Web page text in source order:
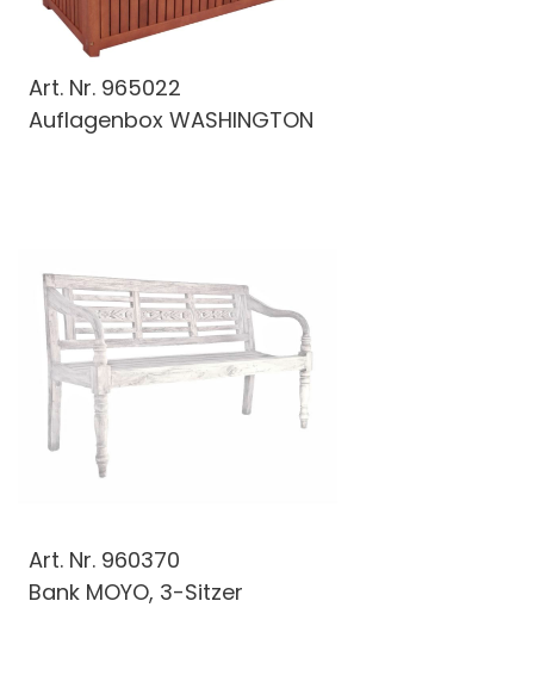
Art. Nr. 965022
Auflagenbox WASHINGTON
Art. Nr. 960370
Bank MOYO, 3-Sitzer